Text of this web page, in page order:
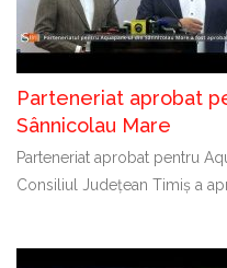
Parteneriat aprobat
Sânnicolau Mare
Parteneriat aprobat pentru
Consiliul Județean Timiș a